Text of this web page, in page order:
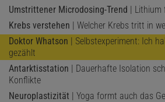
Umstrittener Microdosing-Trend | Lithium
Krebs verstehen | Welcher Krebs tritt in
Doktor Whatson | Selbstexperiment: Ich
gezählt
Antarktisstation | Dauerhafte Isolation
Konflikte
Neuroplastizität | Yoga formt auch das